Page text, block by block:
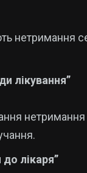
нетримання
лікування”
нетримання
лікаря”